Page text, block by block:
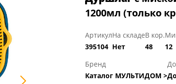
1200мл (только
Артикул
395104
На складе
Нет
В кор.
48
12
Бренд
Каталог МУЛЬТИДОМ >